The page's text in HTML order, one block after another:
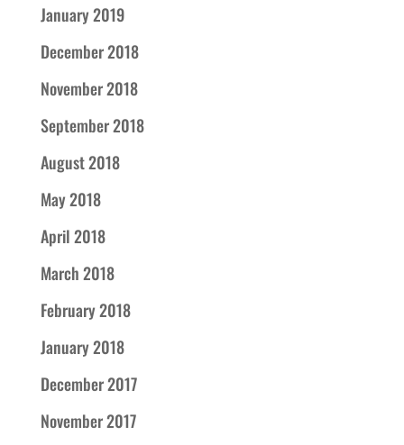
January 2019
December 2018
November 2018
September 2018
August 2018
May 2018
April 2018
March 2018
February 2018
January 2018
December 2017
November 2017